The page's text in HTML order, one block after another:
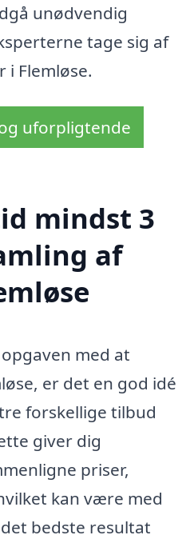
unødvendig
tage sig af
i Flemløse.
uforpligtende
mindst 3
af
med at
er det en god idé
forskellige tilbud
giver dig
priser,
kan være med
bedste resultat